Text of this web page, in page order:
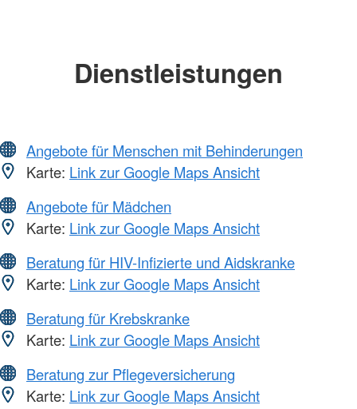
Dienstleistungen
Angebote für Menschen mit Behinderungen
Karte: Link zur Google Maps Ansicht
Angebote für Mädchen
Karte: Link zur Google Maps Ansicht
Beratung für HIV-Infizierte und Aidskranke
Karte: Link zur Google Maps Ansicht
Beratung für Krebskranke
Karte: Link zur Google Maps Ansicht
Beratung zur Pflegeversicherung
Karte: Link zur Google Maps Ansicht